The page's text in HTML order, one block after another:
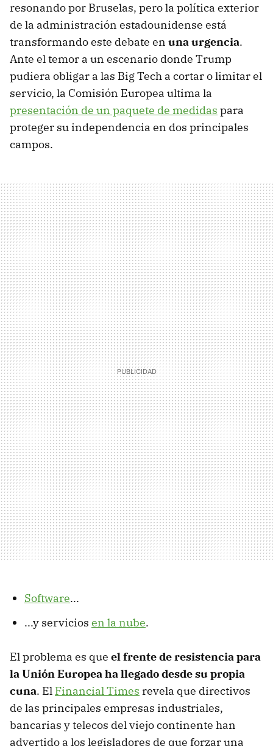
resonando por Bruselas, pero la política exterior
de la administración estadounidense está
transformando este debate en una urgencia.
Ante el temor a un escenario donde Trump
pudiera obligar a las Big Tech a cortar o limitar el
servicio, la Comisión Europea ultima la
presentación de un paquete de medidas para
proteger su independencia en dos principales
campos.
Software...
...y servicios en la nube.
El problema es que el frente de resistencia para
la Unión Europea ha llegado desde su propia
cuna. El Financial Times revela que directivos
de las principales empresas industriales,
bancarias y telecos del viejo continente han
advertido a los legisladores de que forzar una